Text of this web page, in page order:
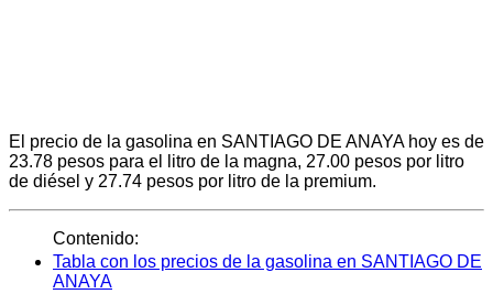
El precio de la gasolina en SANTIAGO DE ANAYA hoy es de
23.78 pesos para el litro de la magna, 27.00 pesos por litro
de diésel y 27.74 pesos por litro de la premium.
Contenido:
Tabla con los precios de la gasolina en SANTIAGO DE
ANAYA